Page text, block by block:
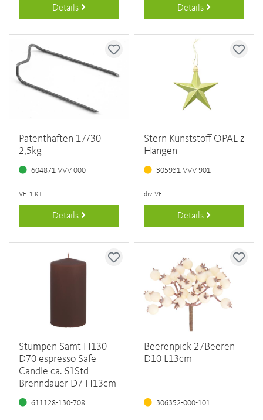
Details Details
Patenthaften 17/30
2,5kg
604871-VVV-000
VE: 1 KT
Details
Stern Kunststoff OPAL z
Hängen
305931-VVV-901
div. VE
Details
Stumpen Samt H130
D70 espresso Safe
Candle ca. 61Std
Brenndauer D7 H13cm
611128-130-708
Beerenpick 27Beeren
D10 L13cm
306352-000-101